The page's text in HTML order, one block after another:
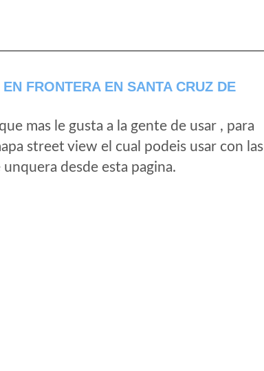
FRONTERA EN SANTA CRUZ DE
mas le gusta a la gente de usar , para
street view el cual podeis usar con las
desde esta pagina.